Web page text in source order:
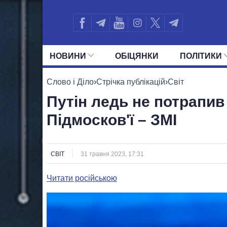
НОВИНИ ОБIЦЯНКИ ПОЛIТИКИ
УСІ ПОЛІТИКИ ПРЕЗИДЕНТ І ОФІС
Слово і Діло›Стрічка публікацій›Світ
Путін ледь не потрапив
Підмосков'ї – ЗМІ
СВІТ 31 травня 2023, 17:31
Читати російською